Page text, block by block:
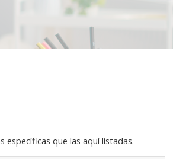
que las aquí listadas.